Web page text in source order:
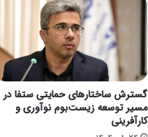
گسترش ساختارهای حمایتی ستفا در
مسیر توسعه زیست‌بوم نوآوری و
کارآفرینی